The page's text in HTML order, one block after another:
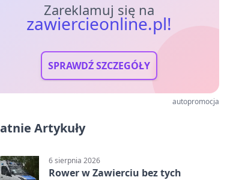
Zareklamuj się na
zawiercieonline.pl!
SPRAWDŹ SZCZEGÓŁY
autopromocja
Artykuły
6 sierpnia 2026
Rower w Zawierciu bez tych